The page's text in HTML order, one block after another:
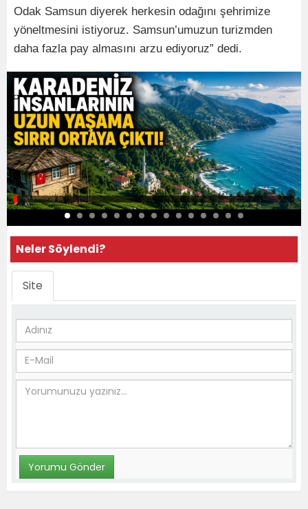
Odak Samsun diyerek herkesin odağını şehrimize
yöneltmesini istiyoruz. Samsun’umuzun turizmden
daha fazla pay almasını arzu ediyoruz” dedi.
Neler Söylendi?
Site